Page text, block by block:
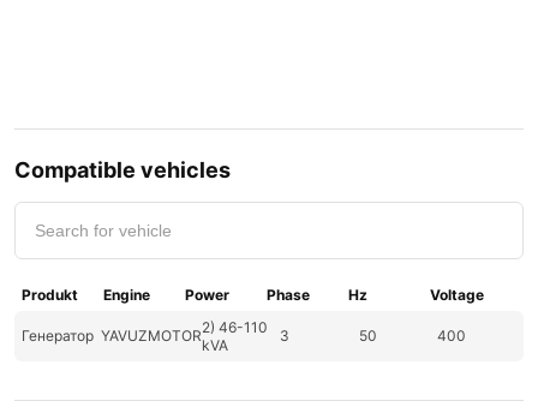
Compatible vehicles
Produkt Engine Power Phase Hz Voltage
Генератор YAVUZMOTOR2) 46-110
kVA
3 50 400